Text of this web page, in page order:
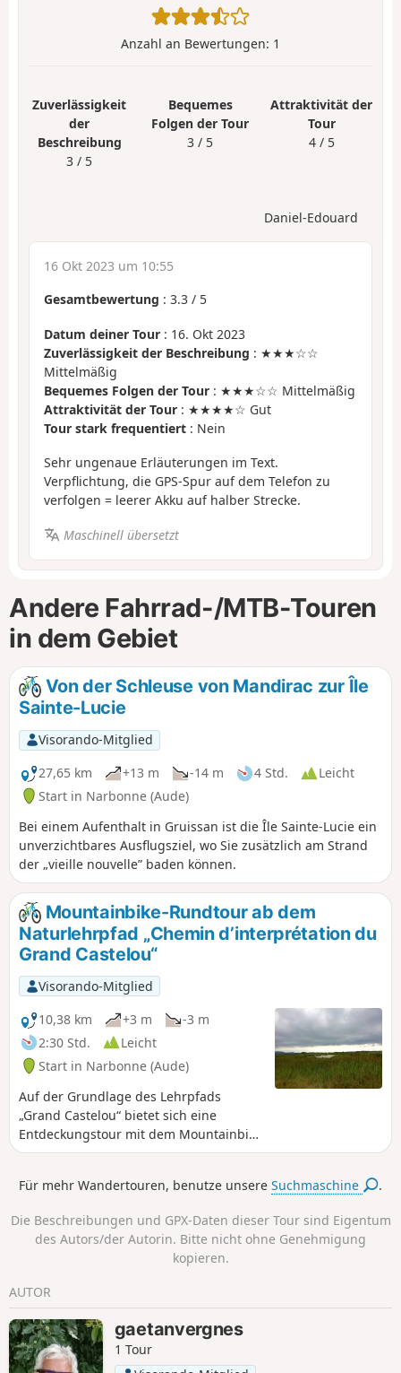
Anzahl an Bewertungen: 1
Zuverlässigkeit
der
Beschreibung
3 / 5
Bequemes
Folgen der Tour
3 / 5
Attraktivität der
Tour
4 / 5
Daniel-Edouard
16 Okt 2023 um 10:55
Gesamtbewertung : 3.3 / 5
Datum deiner Tour : 16. Okt 2023
Zuverlässigkeit der Beschreibung : ★★★☆☆
Mittelmäßig
Bequemes Folgen der Tour : ★★★☆☆ Mittelmäßig
Attraktivität der Tour : ★★★★☆ Gut
Tour stark frequentiert : Nein
Sehr ungenaue Erläuterungen im Text.
Verpflichtung, die GPS-Spur auf dem Telefon zu
verfolgen = leerer Akku auf halber Strecke.
Maschinell übersetzt
Andere Fahrrad-/MTB-Touren
in dem Gebiet
Von der Schleuse von Mandirac zur Île
Sainte-Lucie
Visorando-Mitglied
27,65 km
+13 m -14 m 4 Std.
Leicht
Start in Narbonne (Aude)
Bei einem Aufenthalt in Gruissan ist die Île Sainte-Lucie ein
unverzichtbares Ausflugsziel, wo Sie zusätzlich am Strand
der „vieille nouvelle” baden können.
Mountainbike-Rundtour ab dem
Naturlehrpfad „Chemin d’interprétation du
Grand Castelou“
Visorando-Mitglied
10,38 km
+3 m
-3 m
2:30 Std.
Leicht
Start in Narbonne (Aude)
Auf der Grundlage des Lehrpfads
„Grand Castelou“ bietet sich eine
Entdeckungstour mit dem Mountainbike
für die ganze Familie an.
Für mehr Wandertouren, benutze unsereSuchmaschine .
Die Beschreibungen und GPX-Daten dieser Tour sind Eigentum
des Autors/der Autorin. Bitte nicht ohne Genehmigung
kopieren.
AUTOR
gaetanvergnes
1 Tour